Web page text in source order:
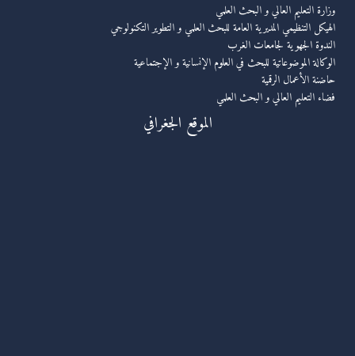
وزارة التعليم العالي و البحث العلمي
الهيكل التنظيمي المديرية العامة للبحث العلمي و التطوير التكنولوجي
الندوة الجهوية لجامعات الغرب
الوكالة الموضوعاتية للبحث في العلوم الإنسانية و الإجتماعية
حاضنة الأعمال الرقمية
فضاء التعليم العالي و البحث العلمي
الموقع الجغرافي